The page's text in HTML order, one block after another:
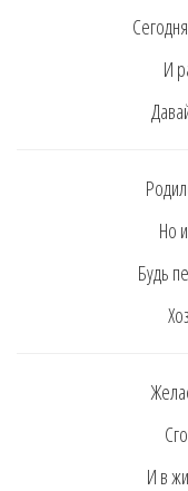
И
Нo
Бyдь
И в